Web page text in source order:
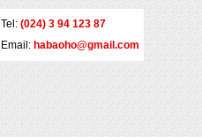
Tel: (024) 3 94 123 87
Email: habaoho@gmail.com